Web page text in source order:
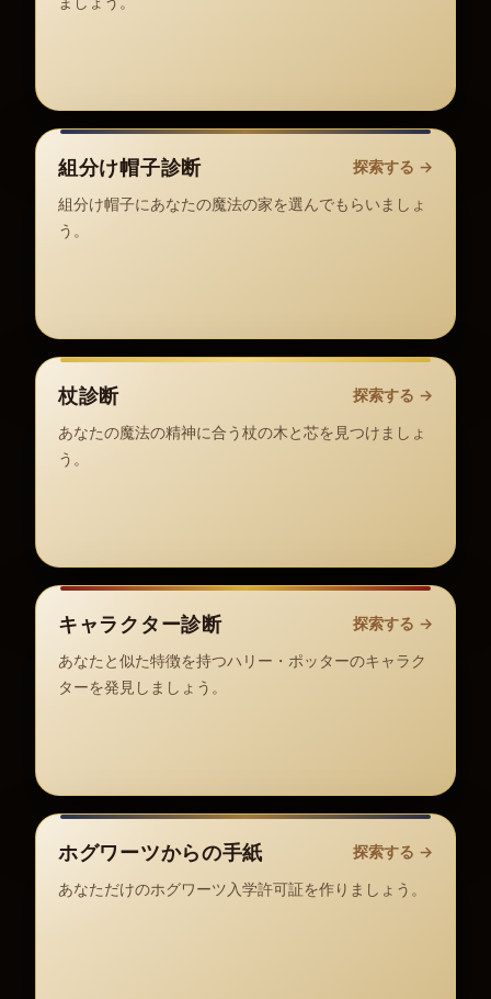
組分け帽子診断 探索する →
組分け帽子にあなたの魔法の家を選んでもらいましょ
う。
杖診断 探索する →
あなたの魔法の精神に合う杖の木と芯を見つけましょ
う。
キャラクター診断 探索する →
あなたと似た特徴を持つハリー・ポッターのキャラク
ターを発見しましょう。
ホグワーツからの手紙 探索する →
あなただけのホグワーツ入学許可証を作りましょう。